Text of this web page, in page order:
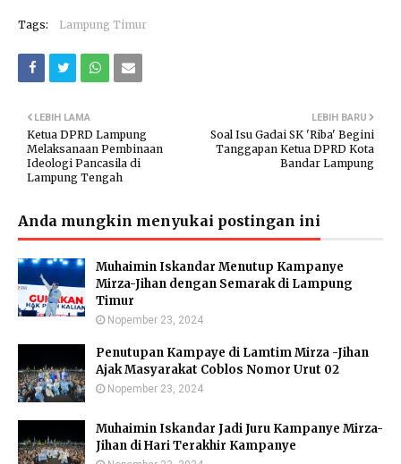
Tags: Lampung Timur
LEBIH BARU
Soal Isu Gadai SK 'Riba' Begini
Tanggapan Ketua DPRD Kota
Bandar Lampung
LEBIH LAMA
Ketua DPRD Lampung
Melaksanaan Pembinaan
Ideologi Pancasila di
Lampung Tengah
Anda mungkin menyukai postingan ini
Muhaimin Iskandar Menutup Kampanye
Mirza-Jihan dengan Semarak di Lampung
Timur
Nopember 23, 2024
Penutupan Kampaye di Lamtim Mirza -Jihan
Ajak Masyarakat Coblos Nomor Urut 02
Nopember 23, 2024
Muhaimin Iskandar Jadi Juru Kampanye Mirza-
Jihan di Hari Terakhir Kampanye